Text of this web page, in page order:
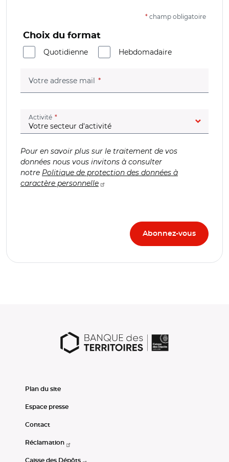
* champ obligatoire
Choix du format
Quotidienne
Hebdomadaire
Votre adresse mail (champ obligatoire)
Activité (champ obligatoire)
Pour en savoir plus sur le traitement de vos
données nous vous invitons à consulter
notre Politique de protection des données à
caractère personnelle
Plan du site
Espace presse
Contact
Réclamation
Caisse des Dépôts